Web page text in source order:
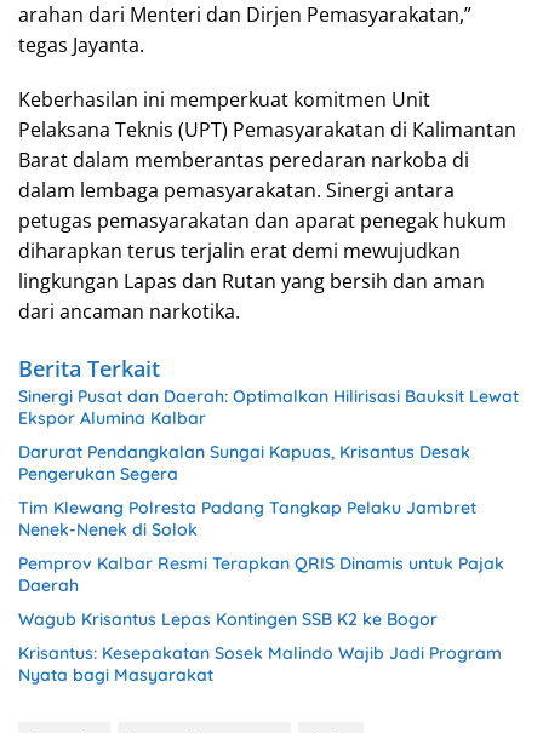
arahan dari Menteri dan Dirjen Pemasyarakatan,”
tegas Jayanta.
Keberhasilan ini memperkuat komitmen Unit
Pelaksana Teknis (UPT) Pemasyarakatan di Kalimantan
Barat dalam memberantas peredaran narkoba di
dalam lembaga pemasyarakatan. Sinergi antara
petugas pemasyarakatan dan aparat penegak hukum
diharapkan terus terjalin erat demi mewujudkan
lingkungan Lapas dan Rutan yang bersih dan aman
dari ancaman narkotika.
Berita Terkait
Sinergi Pusat dan Daerah: Optimalkan Hilirisasi Bauksit Lewat
Ekspor Alumina Kalbar
Darurat Pendangkalan Sungai Kapuas, Krisantus Desak
Pengerukan Segera
Tim Klewang Polresta Padang Tangkap Pelaku Jambret
Nenek-Nenek di Solok
Pemprov Kalbar Resmi Terapkan QRIS Dinamis untuk Pajak
Daerah
Wagub Krisantus Lepas Kontingen SSB K2 ke Bogor
Krisantus: Kesepakatan Sosek Malindo Wajib Jadi Program
Nyata bagi Masyarakat